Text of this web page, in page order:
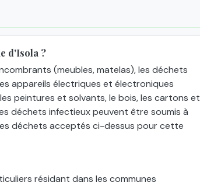
d'Isola ?
(meubles, matelas), les déchets
appareils électriques et électroniques
peintures et solvants, le bois, les cartons et
déchets infectieux peuvent être soumis à
déchets acceptés ci-dessus pour cette
résidant dans les communes